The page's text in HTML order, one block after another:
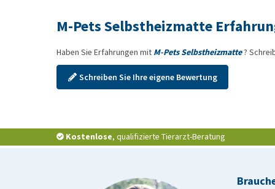
M-Pets Selbstheizmatte
Haben Sie Erfahrungen mit M-Pets Selbstheizmatte?
Schreiben Sie Ihre eigene Bewertung
Kostenlose, qualifizierte Tierarzt-Beratung